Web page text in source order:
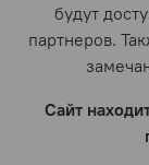
будут
партнеров.
Сайт